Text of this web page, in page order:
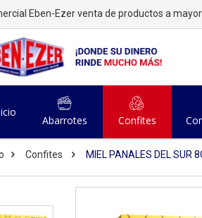
Eben-Ezer venta de productos a
Abarrotes Confites
Confites MIEL PANALES DEL SUR